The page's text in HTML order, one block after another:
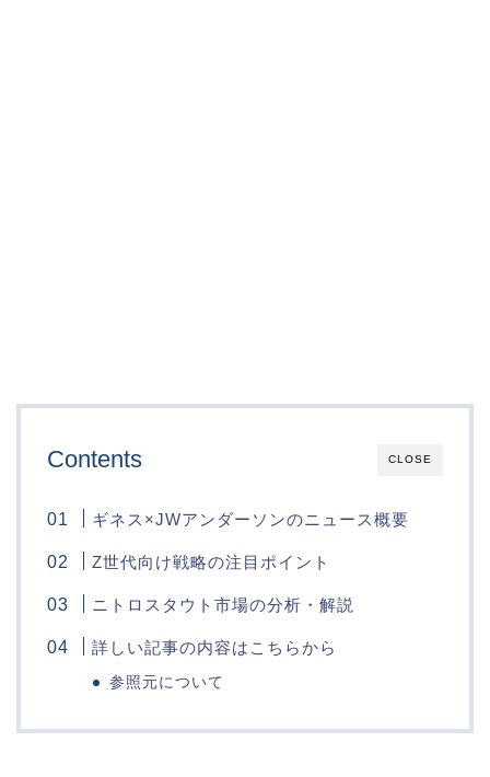
CLOSE
Contents
ギネス×JWアンダーソンのニュース概要
Z世代向け戦略の注目ポイント
ニトロスタウト市場の分析・解説
詳しい記事の内容はこちらから
参照元について